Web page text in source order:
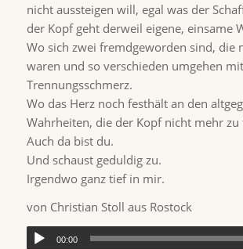
nicht aussteigen will, egal was der
der Kopf geht derweil eigene, einsame
Wo sich zwei fremdgeworden sind, die
waren und so verschieden umgehen
Trennungsschmerz.
Wo das Herz noch festhält an den
Wahrheiten, die der Kopf nicht mehr zu
Auch da bist du.
Und schaust geduldig zu.
Irgendwo ganz tief in mir.
von Christian Stoll aus Rostock
00:00